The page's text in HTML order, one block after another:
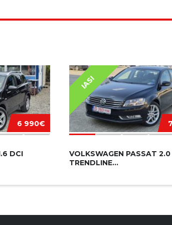
6 990€
DCI
IASI
VOLKSWAGEN PASSAT
TRENDLINE...